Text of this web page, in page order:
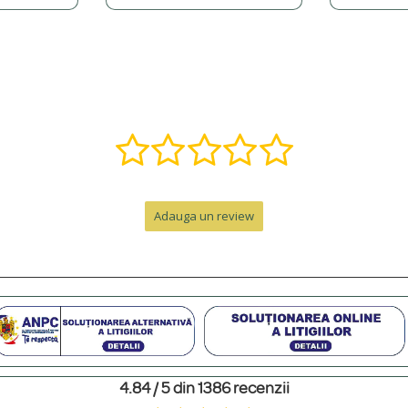
la care se adaugă timpul de livrare.
Pentru un cadou memorabil, poți adăuga o cutie premium cu
Adauga un review
4.84 / 5 din 1386 recenzii